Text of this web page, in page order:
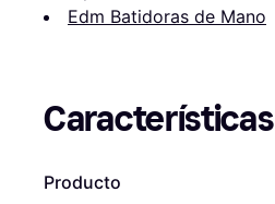
Edm Batidoras de Mano
Características
Producto